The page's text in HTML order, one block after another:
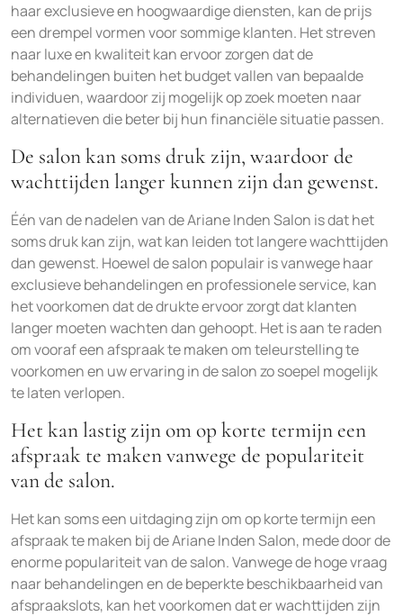
haar exclusieve en hoogwaardige diensten, kan de prijs
een drempel vormen voor sommige klanten. Het streven
naar luxe en kwaliteit kan ervoor zorgen dat de
behandelingen buiten het budget vallen van bepaalde
individuen, waardoor zij mogelijk op zoek moeten naar
alternatieven die beter bij hun financiële situatie passen.
De salon kan soms druk zijn, waardoor de
wachttijden langer kunnen zijn dan gewenst.
Één van de nadelen van de Ariane Inden Salon is dat het
soms druk kan zijn, wat kan leiden tot langere wachttijden
dan gewenst. Hoewel de salon populair is vanwege haar
exclusieve behandelingen en professionele service, kan
het voorkomen dat de drukte ervoor zorgt dat klanten
langer moeten wachten dan gehoopt. Het is aan te raden
om vooraf een afspraak te maken om teleurstelling te
voorkomen en uw ervaring in de salon zo soepel mogelijk
te laten verlopen.
Het kan lastig zijn om op korte termijn een
afspraak te maken vanwege de populariteit
van de salon.
Het kan soms een uitdaging zijn om op korte termijn een
afspraak te maken bij de Ariane Inden Salon, mede door de
enorme populariteit van de salon. Vanwege de hoge vraag
naar behandelingen en de beperkte beschikbaarheid van
afspraakslots, kan het voorkomen dat er wachttijden zijn